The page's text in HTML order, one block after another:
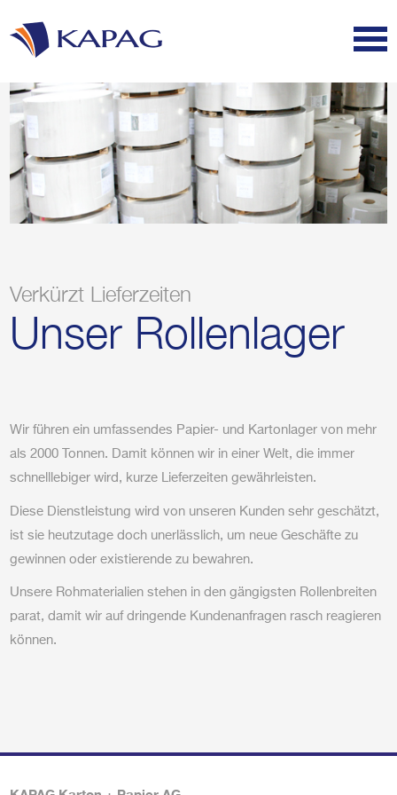
Verkürzt Lieferzeiten
Unser Rollenlager
Wir führen ein umfassendes Papier- und Kartonlager von mehr
als 2000 Tonnen. Damit können wir in einer Welt, die immer
schnelllebiger wird, kurze Lieferzeiten gewährleisten.
Diese Dienstleistung wird von unseren Kunden sehr geschätzt,
ist sie heutzutage doch unerlässlich, um neue Geschäfte zu
gewinnen oder existierende zu bewahren.
Unsere Rohmaterialien stehen in den gängigsten Rollenbreiten
parat, damit wir auf dringende Kundenanfragen rasch reagieren
können.